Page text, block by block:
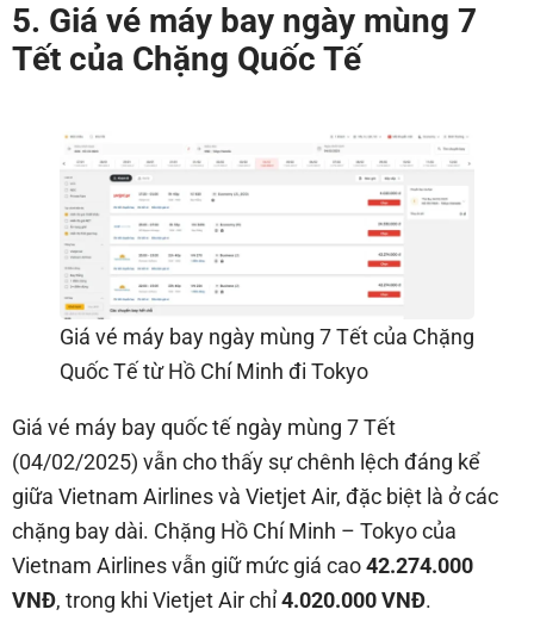
5. Giá vé máy bay ngày mùng 7
Tết của Chặng Quốc Tế
Giá vé máy bay ngày mùng 7 Tết của Chặng
Quốc Tế từ Hồ Chí Minh đi Tokyo
Giá vé máy bay quốc tế ngày mùng 7 Tết
(04/02/2025) vẫn cho thấy sự chênh lệch đáng kể
giữa Vietnam Airlines và Vietjet Air, đặc biệt là ở các
chặng bay dài. Chặng Hồ Chí Minh – Tokyo của
Vietnam Airlines vẫn giữ mức giá cao42.274.000
VNĐ, trong khi Vietjet Air chỉ4.020.000 VNĐ.